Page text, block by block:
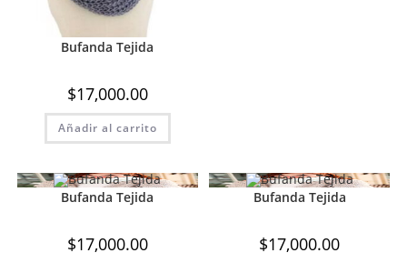
Bufanda Tejida
$17,000.00
Añadir al carrito
Bufanda Tejida
$17,000.00
Bufanda Tejida
$17,000.00